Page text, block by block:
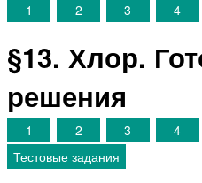
1 2 3 4
§13. Хлор.
решения
1 2 3 4
Тестовые задания